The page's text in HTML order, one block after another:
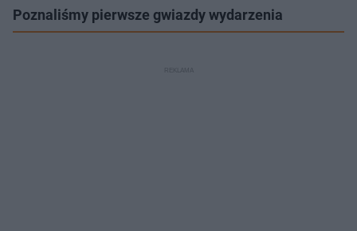
Poznaliśmy pierwsze gwiazdy wydarzenia